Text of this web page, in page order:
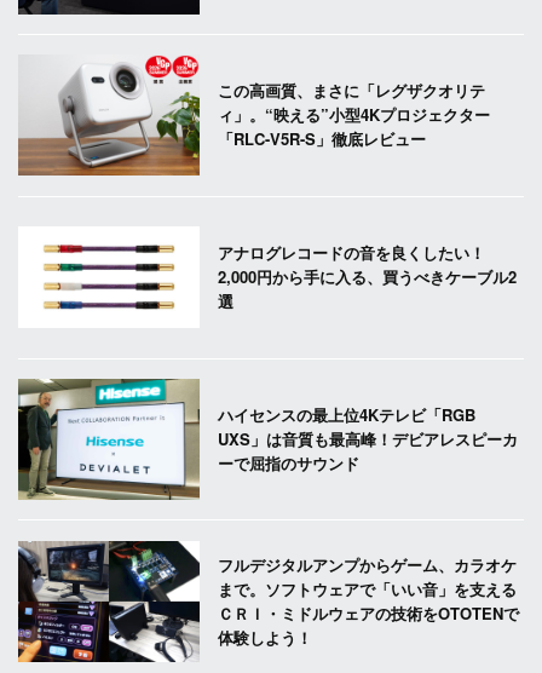
この高画質、まさに「レグザクオリテ
ィ」。“映える”小型4Kプロジェクター
「RLC-V5R-S」徹底レビュー
アナログレコードの音を良くしたい！
2,000円から手に入る、買うべきケーブル2
選
ハイセンスの最上位4Kテレビ「RGB
UXS」は音質も最高峰！デビアレスピーカ
ーで屈指のサウンド
フルデジタルアンプからゲーム、カラオケ
まで。ソフトウェアで「いい音」を支える
ＣＲＩ・ミドルウェアの技術をOTOTENで
体験しよう！